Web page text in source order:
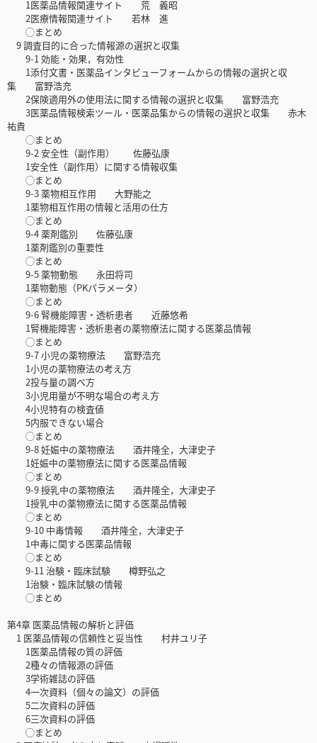
1医薬品情報関連サイト 荒 義昭
2医療情報関連サイト 若林 進
◯まとめ
9 調査目的に合った情報源の選択と収集
9-1 効能・効果，有効性
1添付文書・医薬品インタビューフォームからの情報の選択と収
集 富野浩充
2保険適用外の使用法に関する情報の選択と収集 富野浩充
3医薬品情報検索ツール・医薬品集からの情報の選択と収集 赤木
祐貴
◯まとめ
9-2 安全性（副作用） 佐藤弘康
1安全性（副作用）に関する情報収集
◯まとめ
9-3 薬物相互作用 大野能之
1薬物相互作用の情報と活用の仕方
◯まとめ
9-4 薬剤鑑別 佐藤弘康
1薬剤鑑別の重要性
◯まとめ
9-5 薬物動態 永田将司
1薬物動態（PKパラメータ）
◯まとめ
9-6 腎機能障害・透析患者 近藤悠希
1腎機能障害・透析患者の薬物療法に関する医薬品情報
◯まとめ
9-7 ⼩児の薬物療法 富野浩充
1小児の薬物療法の考え方
2投与量の調べ方
3小児用量が不明な場合の考え方
4小児特有の検査値
5内服できない場合
◯まとめ
9-8 妊娠中の薬物療法 酒井隆全，大津史子
1妊娠中の薬物療法に関する医薬品情報
◯まとめ
9-9 授乳中の薬物療法 酒井隆全，大津史子
1授乳中の薬物療法に関する医薬品情報
◯まとめ
9-10 中毒情報 酒井隆全，大津史子
1中毒に関する医薬品情報
◯まとめ
9-11 治験・臨床試験 樽野弘之
1治験・臨床試験の情報
◯まとめ
第4章 医薬品情報の解析と評価
1 医薬品情報の信頼性と妥当性 村井ユリ子
1医薬品情報の質の評価
2種々の情報源の評価
3学術雑誌の評価
4一次資料（個々の論文）の評価
5二次資料の評価
6三次資料の評価
◯まとめ